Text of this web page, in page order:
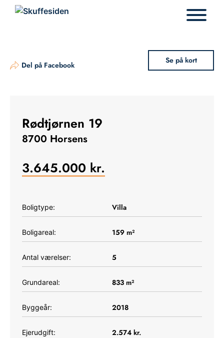
Del på Facebook Se på kort
Rødtjørnen 19
8700 Horsens
3.645.000 kr.
Boligtype: Villa
Boligareal: 159 m²
Antal værelser: 5
Grundareal: 833 m²
Byggeår: 2018
Ejerudgift: 2.574 kr.